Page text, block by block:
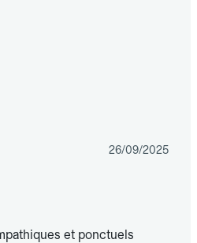
26/09/2025
et ponctuels